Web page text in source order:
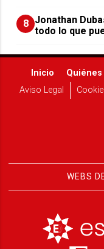
8 Jonathan
todo lo que
Inicio Quiénes
Aviso Legal
WEBS